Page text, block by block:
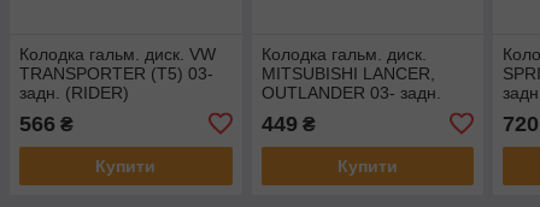
Колодка гальм. диск. VW
TRANSPORTER (T5) 03-
задн. (RIDER)
566 ₴
Купити
Колодка гальм. диск.
MITSUBISHI LANCER,
OUTLANDER 03- задн.
(RIDER) RD.3323.DB3341
449₴
Купити
720